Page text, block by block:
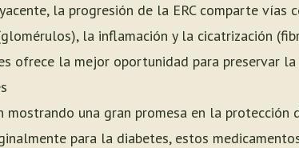
la progresión de la ERC comparte vías
la inflamación y la cicatrización
ofrece la mejor oportunidad para preservar
mostrando una gran promesa en la protección
para la diabetes, estos